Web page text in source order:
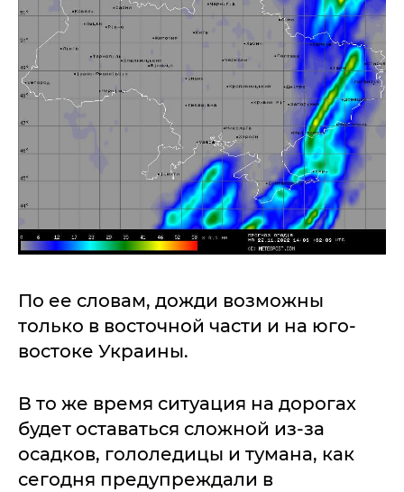
По ее словам, дожди возможны
только в восточной части и на юго-
востоке Украины.
В то же время ситуация на дорогах
будет оставаться сложной из-за
осадков, гололедицы и тумана, как
сегодня предупреждали в